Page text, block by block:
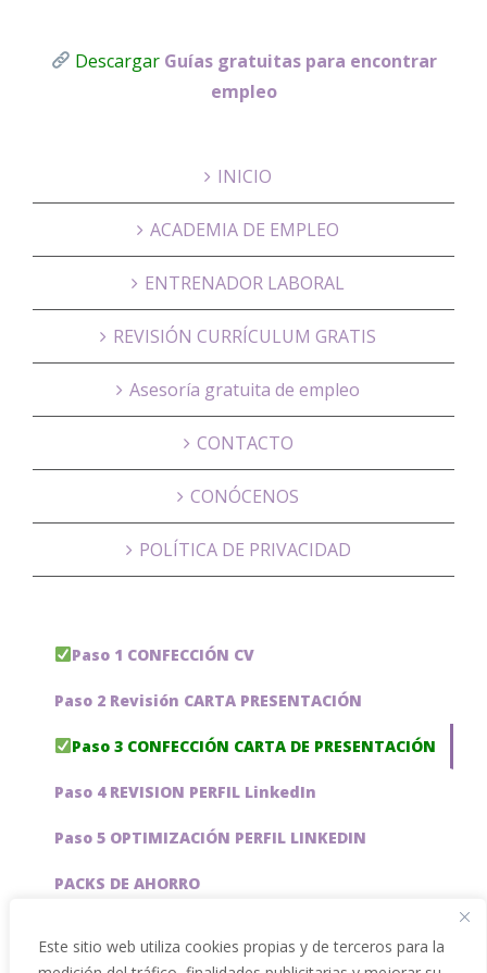
Este sitio web utiliza cookies propias y de terceros para la
Descargar Guías gratuitas para encontrar
empleo
INICIO
ACADEMIA DE EMPLEO
ENTRENADOR LABORAL
REVISIÓN CURRÍCULUM GRATIS
Asesoría gratuita de empleo
CONTACTO
CONÓCENOS
POLÍTICA DE PRIVACIDAD
Paso 1 CONFECCIÓN CV
Paso 2 Revisión CARTA PRESENTACIÓN
Paso 3 CONFECCIÓN CARTA DE PRESENTACIÓN
Paso 4 REVISION PERFIL LinkedIn
Paso 5 OPTIMIZACIÓN PERFIL LINKEDIN
PACKS DE AHORRO